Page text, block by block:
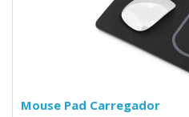
Mouse Pad Carregador